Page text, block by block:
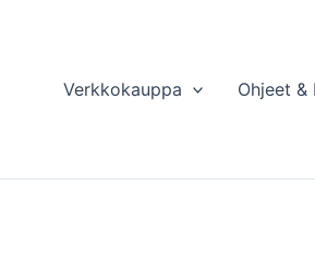
Verkkokauppa Ohjeet &